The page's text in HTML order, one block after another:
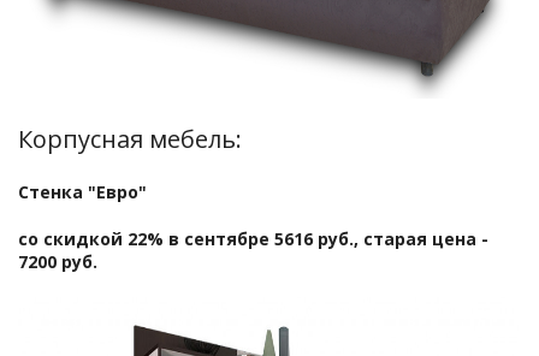
Корпусная мебель:
Стенка "Евро"
со скидкой 22% в сентябре 5616 руб., старая цена -
7200 руб.